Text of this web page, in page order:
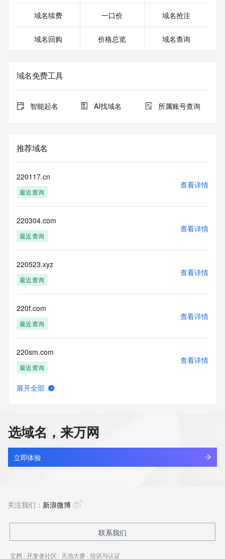
域名续费 一口价 域名抢注
域名回购 价格总览 域名查询
域名免费工具
智能起名 AI找域名 所属账号查询
推荐域名
220117.cn
最近查询
查看详情
220304.com
最近查询
查看详情
220523.xyz
最近查询
查看详情
220f.com
最近查询
查看详情
220sm.com
最近查询
查看详情
apsci.cn
最近查询
查看详情
最近查询
展开全部
选域名，来万网
立即体验
关注我们： 新浪微博
联系我们
文档 | 开发者社区 | 天池大赛 | 培训与认证